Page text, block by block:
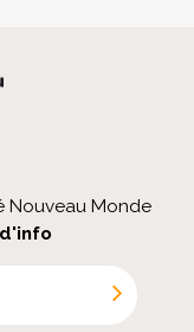
Nouveau Monde